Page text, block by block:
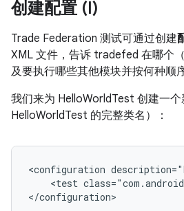
创建配置 (I)
Trade Federation 测试可通过创建
XML 文件，告诉 tradefed 在哪个
及要执行哪些其他模块并按何种顺
我们来为 HelloWorldTest 创建一
HelloWorldTest 的完整类名）：
<configuration
<test
</configuration>